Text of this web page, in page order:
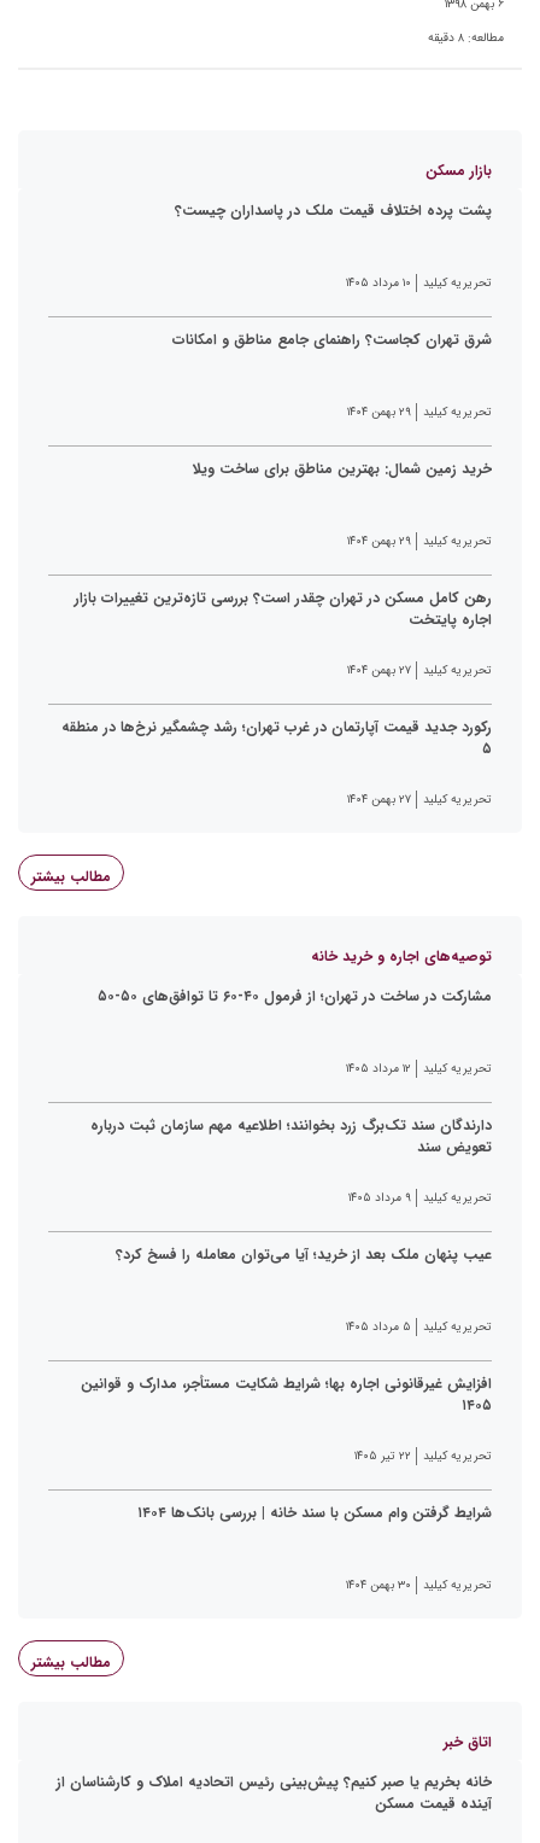
۶ بهمن ۱۳۹۸
مطالعه: ۸ دقیقه
بازار مسکن
پشت پرده اختلاف قیمت ملک در پاسداران چیست؟
تحریریه کیلید ۱۰ مرداد ۱۴۰۵
شرق تهران کجاست؟ راهنمای جامع مناطق و امکانات
تحریریه کیلید ۲۹ بهمن ۱۴۰۴
خرید زمین شمال: بهترین مناطق برای ساخت ویلا
تحریریه کیلید ۲۹ بهمن ۱۴۰۴
رهن کامل مسکن در تهران چقدر است؟ بررسی تازه‌ترین تغییرات بازار
اجاره پایتخت
تحریریه کیلید ۲۷ بهمن ۱۴۰۴
رکورد جدید قیمت آپارتمان در غرب تهران؛ رشد چشمگیر نرخ‌ها در منطقه
۵
تحریریه کیلید ۲۷ بهمن ۱۴۰۴
مطالب بیشتر
توصیه‌های اجاره و خرید خانه
مشارکت در ساخت در تهران؛ از فرمول ۴۰-۶۰ تا توافق‌های ۵۰-۵۰
تحریریه کیلید ۱۲ مرداد ۱۴۰۵
دارندگان سند تک‌برگ زرد بخوانند؛ اطلاعیه مهم سازمان ثبت درباره
تعویض سند
تحریریه کیلید ۹ مرداد ۱۴۰۵
عیب پنهان ملک بعد از خرید؛ آیا می‌توان معامله را فسخ کرد؟
تحریریه کیلید ۵ مرداد ۱۴۰۵
افزایش غیرقانونی اجاره بها؛ شرایط شکایت مستأجر، مدارک و قوانین
۱۴۰۵
تحریریه کیلید ۲۲ تیر ۱۴۰۵
شرایط گرفتن وام مسکن با سند خانه | بررسی بانک‌ها ۱۴۰۴
تحریریه کیلید ۳۰ بهمن ۱۴۰۴
مطالب بیشتر
اتاق خبر
خانه بخریم یا صبر کنیم؟ پیش‌بینی رئیس اتحادیه املاک و کارشناسان از
آینده قیمت مسکن